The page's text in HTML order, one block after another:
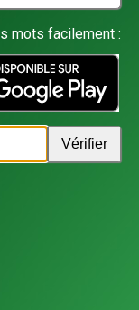
mots facilement :